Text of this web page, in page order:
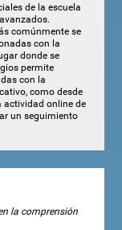
de la escuela
comúnmente se
con la
donde se
permite
con la
como desde
actividad online de
un seguimiento
la comprensión